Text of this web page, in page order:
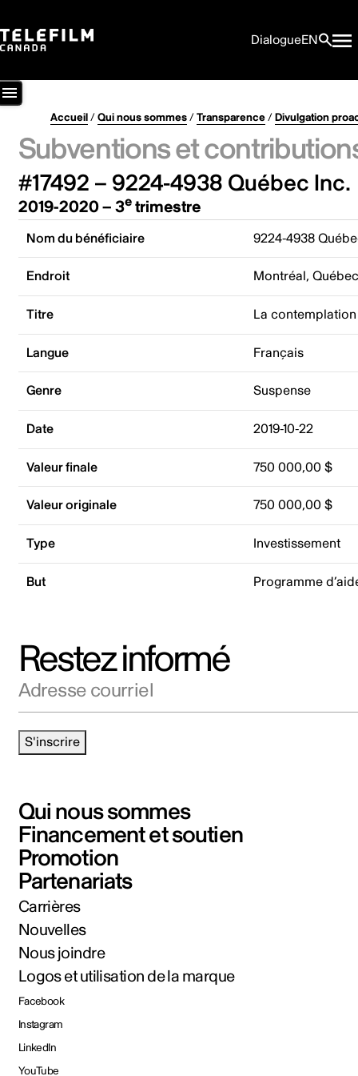
DialogueEN
Accueil/Qui nous sommes/Transparence/Divulgation
Subventions et
#17492 – 9224-4938 Québec Inc.
2019-2020 – 3etrimestre
Nom du bénéficiaire 9224-4938
Endroit Montréal,
Titre La
Langue Français
Genre Suspense
Date 2019-10-22
Valeur finale 750 000,00 $
Valeur originale 750 000,00 $
Type Investissement
But Programme
Restez informé
S'inscrire
Qui nous sommes
Financement et soutien
Promotion
Partenariats
Carrières
Nouvelles
Nous joindre
Logos et utilisation de la marque
Facebook
Instagram
LinkedIn
YouTube